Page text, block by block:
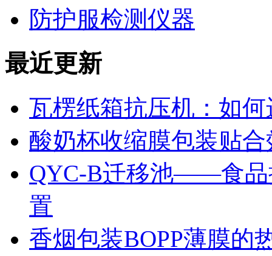
防护服检测仪器
最近更新
瓦楞纸箱抗压机：如
酸奶杯收缩膜包装贴
QYC-B迁移池——食品
置
香烟包装BOPP薄膜的